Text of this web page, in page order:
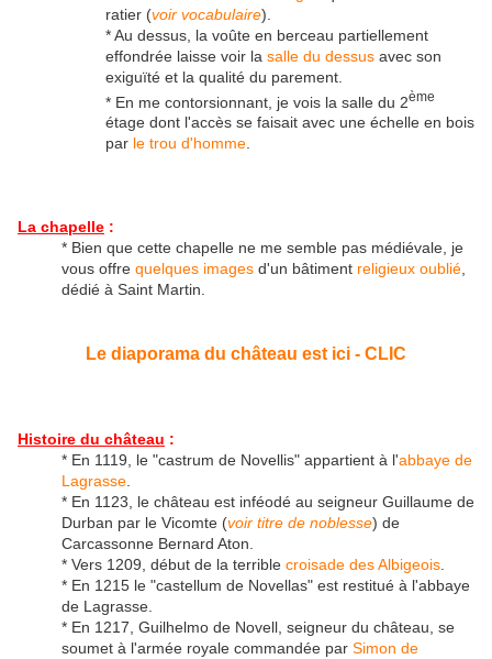
ratier (voir vocabulaire).
* Au dessus, la voûte en berceau partiellement
effondrée laisse voir la salle du dessus avec son
exiguïté et la qualité du parement.
* En me contorsionnant, je vois la salle du 2ème
étage dont l'accès se faisait avec une échelle en bois
par le trou d'homme
La chapelle :
* Bien que cette chapelle ne me semble pas médiévale, je
vous offre quelques images d'un bâtiment religieux oublié
dédié à Saint Martin.
Le diaporama du château est ici - CLIC
Histoire du château :
* En 1119, le "castrum de Novellis" appartient à l'abbaye de
Lagrasse
* En 1123, le château est inféodé au seigneur Guillaume de
Durban par le Vicomte (voir titre de noblesse) de
Carcassonne Bernard Aton.
* Vers 1209, début de la terrible croisade des Albigeois
* En 1215 le "castellum de Novellas" est restitué à l'abbaye
de Lagrasse.
* En 1217, Guilhelmo de Novell, seigneur du château, se
soumet à l'armée royale commandée par Simon de